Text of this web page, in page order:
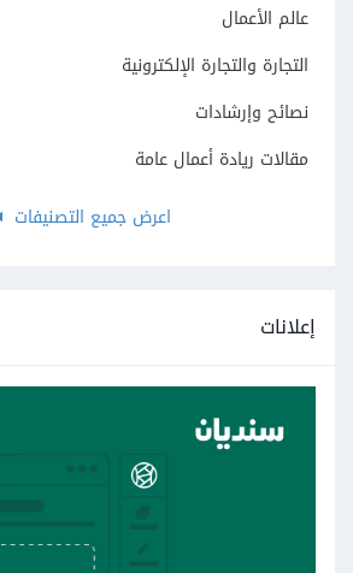
عالم الأعمال
التجارة والتجارة الإلكترونية
نصائح وإرشادات
مقالات ريادة أعمال عامة
اعرض جميع التصنيفات
إعلانات